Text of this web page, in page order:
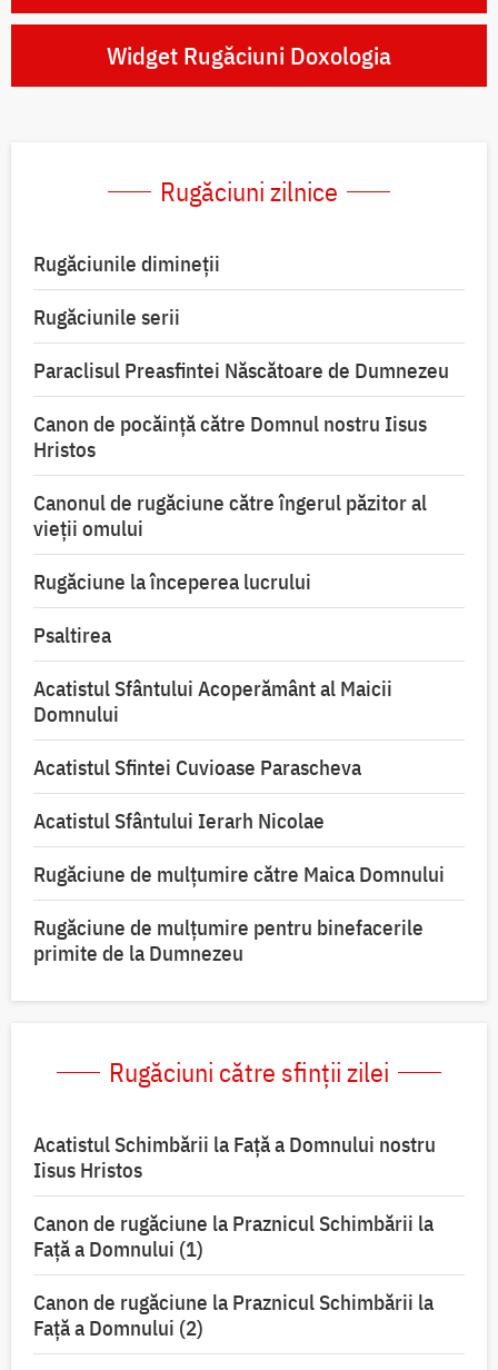
Widget Rugăciuni Doxologia
Rugăciuni zilnice
Rugăciunile dimineții
Rugăciunile serii
Paraclisul Preasfintei Născătoare de Dumnezeu
Canon de pocăință către Domnul nostru Iisus
Hristos
Canonul de rugăciune către îngerul păzitor al
vieții omului
Rugăciune la începerea lucrului
Psaltirea
Acatistul Sfântului Acoperământ al Maicii
Domnului
Acatistul Sfintei Cuvioase Parascheva
Acatistul Sfântului Ierarh Nicolae
Rugăciune de mulţumire către Maica Domnului
Rugăciune de mulțumire pentru binefacerile
primite de la Dumnezeu
Rugăciuni către sfinții zilei
Acatistul Schimbării la Faţă a Domnului nostru
Iisus Hristos
Canon de rugăciune la Praznicul Schimbării la
Faţă a Domnului (1)
Canon de rugăciune la Praznicul Schimbării la
Faţă a Domnului (2)